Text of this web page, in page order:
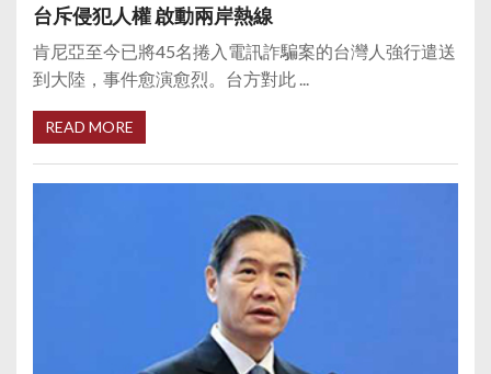
台斥侵犯人權 啟動兩岸熱線
肯尼亞至今已將45名捲入電訊詐騙案的台灣人強行遣送
到大陸，事件愈演愈烈。台方對此 ...
READ MORE